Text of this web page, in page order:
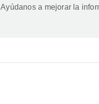
Ayúdanos a mejorar la